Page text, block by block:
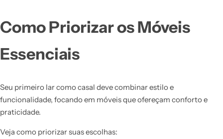
Como Priorizar os Móveis
Essenciais
Seu primeiro lar como casal deve combinar estilo e
funcionalidade, focando em móveis que ofereçam conforto e
praticidade.
Veja como priorizar suas escolhas: